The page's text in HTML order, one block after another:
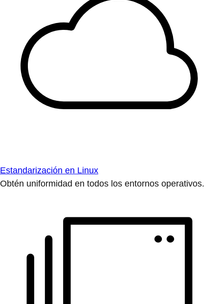
Estandarización en Linux
Obtén uniformidad en todos los entornos operativos.